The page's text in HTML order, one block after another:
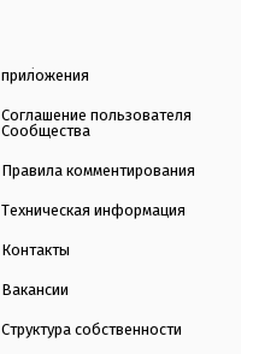
приложения
Соглашение пользователя
Сообщества
Правила комментирования
Техническая информация
Контакты
Вакансии
Структура собственности